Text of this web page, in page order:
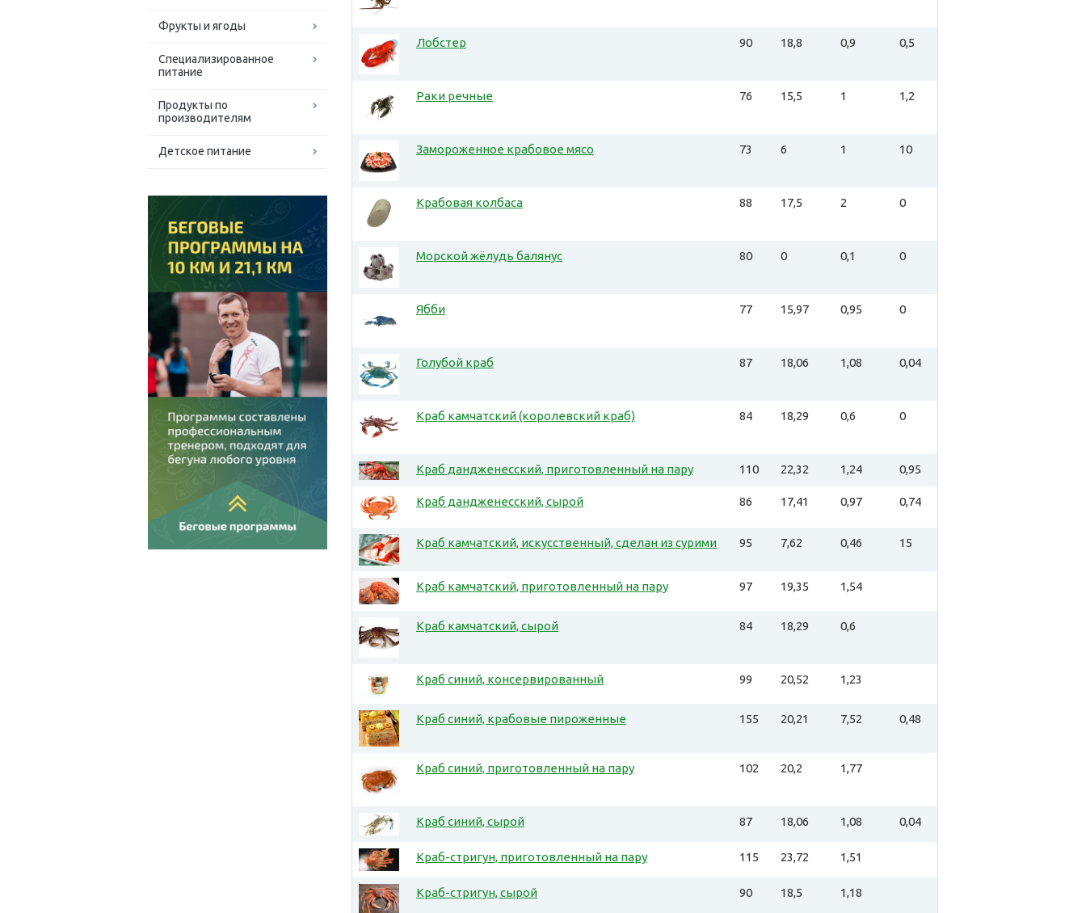
Фрукты и ягоды
Специализированное
питание
Продукты по
производителям
Детское питание
Лобстер 90 18,8 0,9 0,5
Раки речные 76 15,5 1 1,2
Замороженное крабовое мясо 73 6 1 10
Крабовая колбаса 88 17,5 2 0
Морской жёлудь балянус 80 0 0,1 0
Ябби 77 15,97 0,95 0
Голубой краб 87 18,06 1,08 0,04
Краб камчатский (королевский краб) 84 18,29 0,6 0
Краб дандженесский, приготовленный на пару 110 22,32 1,24 0,95
Краб дандженесский, сырой 86 17,41 0,97 0,74
Краб камчатский, искусственный, сделан из сурими 95 7,62 0,46 15
Краб камчатский, приготовленный на пару 97 19,35 1,54
Краб камчатский, сырой 84 18,29 0,6
Краб синий, консервированный 99 20,52 1,23
Краб синий, крабовые пироженные 155 20,21 7,52 0,48
Краб синий, приготовленный на пару 102 20,2 1,77
Краб синий, сырой 87 18,06 1,08 0,04
Краб-стригун, приготовленный на пару 115 23,72 1,51
Краб-стригун, сырой 90 18,5 1,18